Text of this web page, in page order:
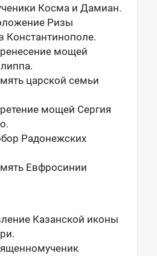
Косма и Дамиан.
Ризы
Константинополе.
мощей
царской семьи
мощей Сергия
Радонежских
Евфросинии
Казанской иконы